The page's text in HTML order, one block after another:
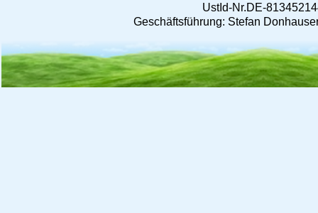
UstId-Nr.DE-
Geschäftsführung: Stefan